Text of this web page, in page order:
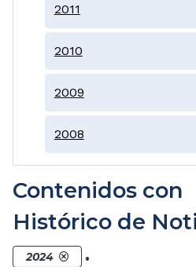
2011
2010
2009
2008
Contenidos con
Histórico de
2024 .